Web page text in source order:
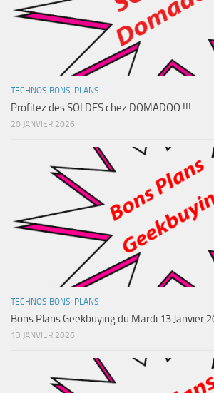
TECHNOS BONS-PLANS
Profitez des SOLDES chez DOMADOO !!!
20 JANVIER 2026
TECHNOS BONS-PLANS
Bons Plans Geekbuying du Mardi 13 Janvier
13 JANVIER 2026